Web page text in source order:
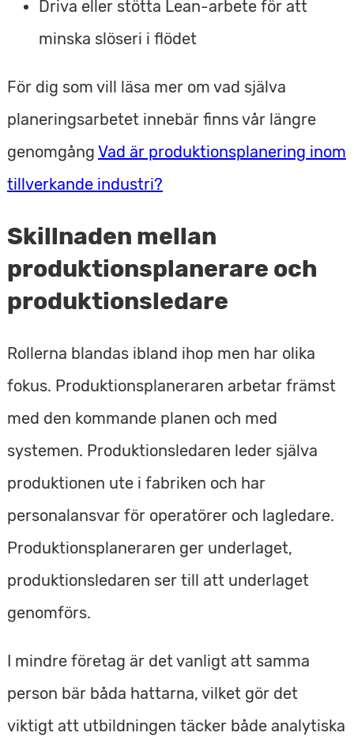
Driva eller stötta Lean-arbete för att
minska slöseri i flödet
För dig som vill läsa mer om vad själva
planeringsarbetet innebär finns vår längre
genomgång Vad är produktionsplanering inom
tillverkande industri?
Skillnaden mellan
produktionsplanerare och
produktionsledare
Rollerna blandas ibland ihop men har olika
fokus. Produktionsplaneraren arbetar främst
med den kommande planen och med
systemen. Produktionsledaren leder själva
produktionen ute i fabriken och har
personalansvar för operatörer och lagledare.
Produktionsplaneraren ger underlaget,
produktionsledaren ser till att underlaget
genomförs.
I mindre företag är det vanligt att samma
person bär båda hattarna, vilket gör det
viktigt att utbildningen täcker både analytiska